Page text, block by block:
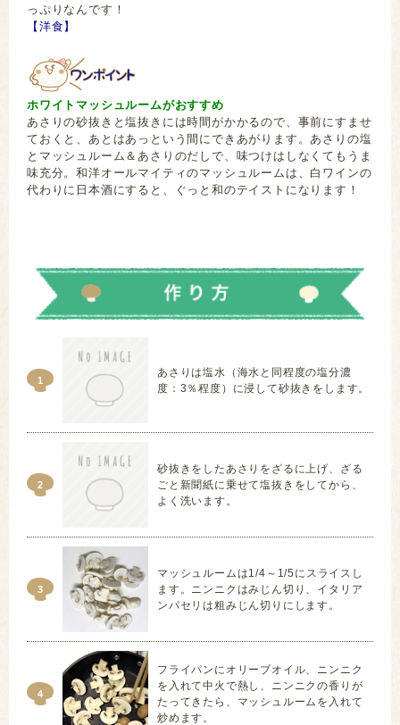
っぷりなんです！
【洋食】
ホワイトマッシュルームがおすすめ
あさりの砂抜きと塩抜きには時間がかかるので、事前にすませ
ておくと、あとはあっという間にできあがります。あさりの塩
とマッシュルーム＆あさりのだしで、味つけはしなくてもうま
味充分。和洋オールマイティのマッシュルームは、白ワインの
代わりに日本酒にすると、ぐっと和のテイストになります！
1
あさりは塩水（海水と同程度の塩分濃
度：3％程度）に浸して砂抜きをします。
2
砂抜きをしたあさりをざるに上げ、ざる
ごと新聞紙に乗せて塩抜きをしてから、
よく洗います。
3
マッシュルームは1/4～1/5にスライスし
ます。ニンニクはみじん切り、イタリア
ンパセリは粗みじん切りにします。
4
フライパンにオリーブオイル、ニンニク
を入れて中火で熱し、ニンニクの香りが
たってきたら、マッシュルームを入れて
炒めます。